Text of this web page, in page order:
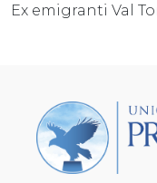
Ex emigranti Val